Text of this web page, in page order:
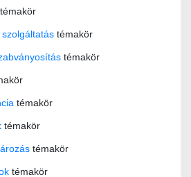
témakör
témakör
témakör
témakör
témakör
témakör
témakör